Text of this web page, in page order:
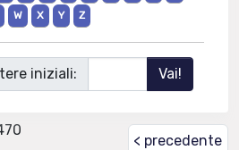
W X Y Z
iniziali:
< precedente